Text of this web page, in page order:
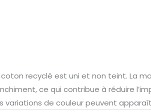
recyclé est uni et non teint. La
ce qui contribue à réduire
de couleur peuvent